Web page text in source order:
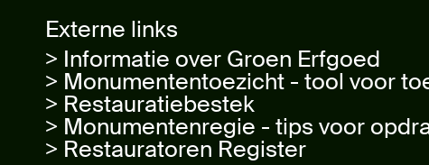
Externe links
> Informatie over Groen Erfgoed
> Monumententoezicht - tool voor
> Restauratiebestek
> Monumentenregie - tips voor
> Restauratoren Register